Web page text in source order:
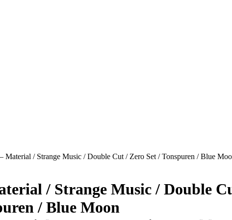
Material / Strange Music / Double Cut / Zero Set / Tonspuren / Blue
/ Strange Music / Double
/ Blue Moon